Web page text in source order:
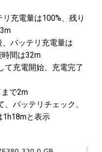
充電量は100%、残り
バッテリ充電量は
間は32m
て充電開始、充電完了
で2m
、バッテリチェック、
1h18mと表示